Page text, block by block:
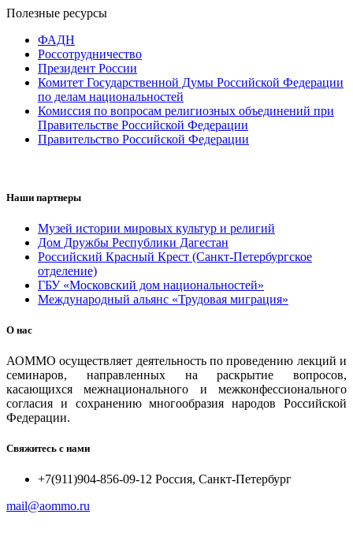
Полезные ресурсы
ФАДН
Россотрудничество
Президент России
Комитет Государственной Думы Российской Федерации
по делам национальностей
Комиссия по вопросам религиозных объединений при
Правительстве Российской Федерации
Правительство Российской Федерации
Наши партнеры
Музей истории мировых культур и религий
Дом Дружбы Республики Дагестан
Российский Красный Крест (Санкт-Петербургское
отделение)
ГБУ «Московский дом национальностей»
Международный альянс «Трудовая миграция»
О нас
АОММО осуществляет деятельность по проведению лекций и
семинаров, направленных на раскрытие вопросов,
касающихся межнационального и межконфессионального
согласия и сохранению многообразия народов Российской
Федерации.
Свяжитесь с нами
+7(911)904-856-09-12 Россия, Санкт-Петербург
mail@aommo.ru